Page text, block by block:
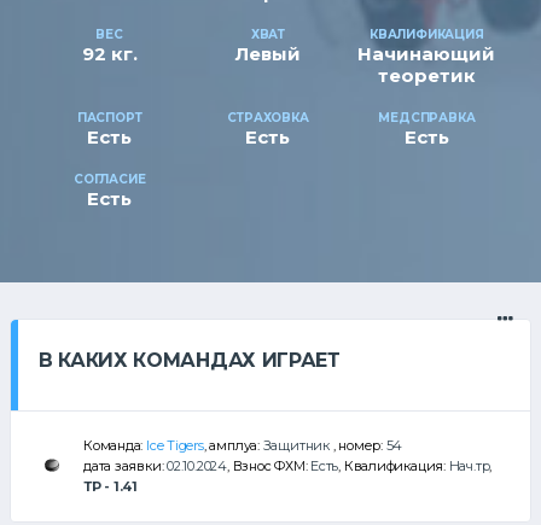
ВЕС
92 кг.
ХВАТ
Левый
КВАЛИФИКАЦИЯ
Начинающий
теоретик
ПАСПОРТ
Есть
СТРАХОВКА
Есть
МЕДСПРАВКА
Есть
СОГЛАСИЕ
Есть
В КАКИХ КОМАНДАХ ИГРАЕТ
Команда: Ice Tigers, амплуа: Защитник, номер: 54
дата заявки:02.10.2024, Взнос ФХМ: Есть, Квалификация: Нач.тр,
ТР - 1.41